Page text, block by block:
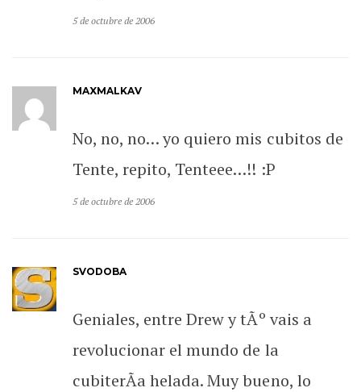
5 de octubre de 2006
MAXMALKAV
No, no, no… yo quiero mis cubitos de
Tente, repito, Tenteee…!! :P
5 de octubre de 2006
SVODOBA
Geniales, entre Drew y tÃº vais a
revolucionar el mundo de la
cubiterÃ­a helada. Muy bueno, lo